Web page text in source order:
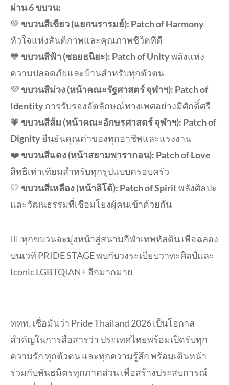
ผ่าน 6 ขบวน:
💚 ขบวนสีเขียว (แยกนรารมย์): Patch of Harmony
หัวใจแห่งสันติภาพและคุณภาพชีวิตที่ดี
💙 ขบวนสีฟ้า (ซอยธนิยะ): Patch of Unityพลังแห่ง
ความปลอดภัยและบ้านสำหรับทุกตัวตน
💜 ขบวนสีม่วง (หน้าคณะรัฐศาสตร์ จุฬาฯ): Patch of
Identityการรับรองอัตลักษณ์ทางเพศอย่างมีศักดิ์ศรี
🧡 ขบวนสีส้ม (หน้าคณะอักษรศาสตร์ จุฬาฯ): Patch of
Dignityยืนยันคุณค่าของทุกอาชีพและแรงงาน
❤️ ขบวนสีแดง (หน้าสยามพารากอน): Patch of Love
สิทธิเท่าเทียมสำหรับทุกรูปแบบครอบครัว
💛 ขบวนสีเหลือง (หน้าลิโด้): Patch of Spirit พลังศิลปะ
และวัฒนธรรมที่เชื่อมโยงผู้คนเข้าด้วยกัน
🤹‍♀️ทุกขบวนจะมุ่งหน้าสู่สนามกีฬาเทพหัสดิน เพื่อฉลอง
บนเวที PRIDE STAGE พบกับวงระเบียบวาทะศิลป์และ
Iconic LGBTQIAN+ อีกมากมาย
ททท. เชื่อมั่นว่า Pride Thailand 2026 เป็นโอกาส
สำคัญในการสื่อสารว่า ประเทศไทยพร้อมเปิดรับทุก
ความรัก ทุกตัวตน และทุกความรู้สึก พร้อมเดินหน้า
ร่วมกับพันธมิตรทุกภาคส่วน เพื่อสร้างประสบการณ์